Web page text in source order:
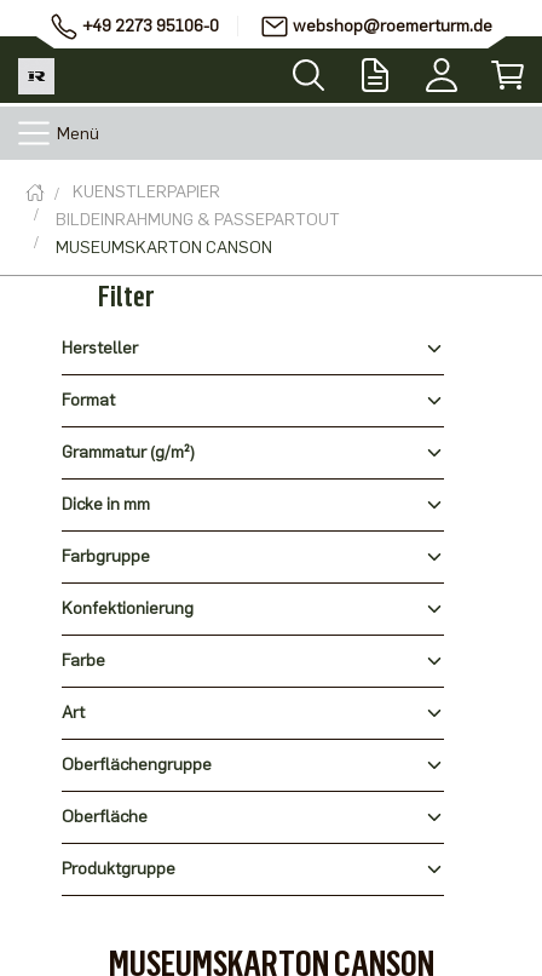
+49 2273 95106-0 webshop@roemerturm.de
Menü
KUENSTLERPAPIER
BILDEINRAHMUNG & PASSEPARTOUT
MUSEUMSKARTON CANSON
Filter
Hersteller
Format
Grammatur (g/m²)
Dicke in mm
Farbgruppe
Konfektionierung
Farbe
Art
Oberflächengruppe
Oberfläche
Produktgruppe
MUSEUMSKARTON CANSON